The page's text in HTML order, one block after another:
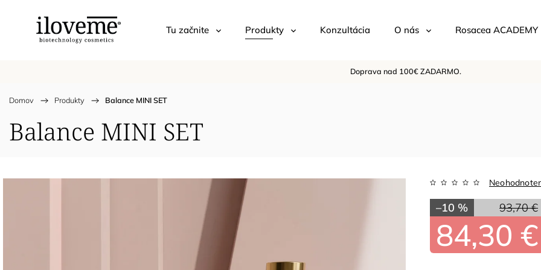
Tu začnite Produkty Konzultácia O nás Rosacea ACADEMY
Doprava nad 100€ ZADARMO.
Domov / Produkty / Balance MINI SET
Balance MINI SET
93,70 €
–10 %
84,30 €